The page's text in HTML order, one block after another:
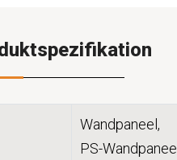
Wandpaneel,
PS-Wandpaneel